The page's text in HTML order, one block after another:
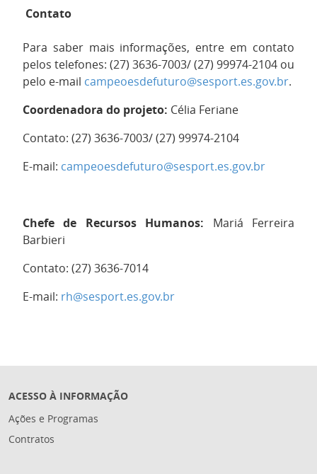
Contato
Para saber mais informações, entre em contato
pelos telefones: (27) 3636-7003/ (27) 99974-2104 ou
pelo e-mail campeoesdefuturo@sesport.es.gov.br.
Coordenadora do projeto: Célia Feriane
Contato: (27) 3636-7003/ (27) 99974-2104
E-mail: campeoesdefuturo@sesport.es.gov.br
Chefe de Recursos Humanos: Mariá Ferreira
Barbieri
Contato: (27) 3636-7014
E-mail: rh@sesport.es.gov.br
ACESSO À INFORMAÇÃO
Ações e Programas
Contratos